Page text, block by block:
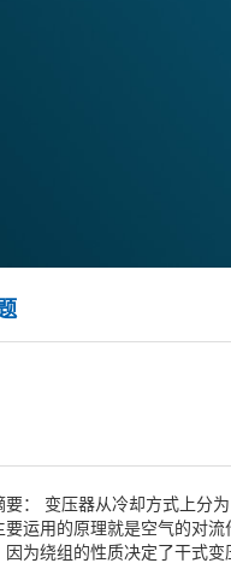
： 变压器从冷却方式上分
要运用的原理就是空气的对
因为绕组的性质决定了干式